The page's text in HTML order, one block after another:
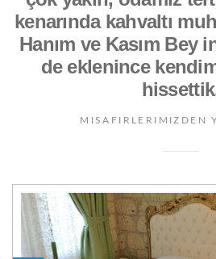
kenarında kahvaltı
Hanım ve Kasım Bey
de eklenince
MISAFIRLERIMIZDEN